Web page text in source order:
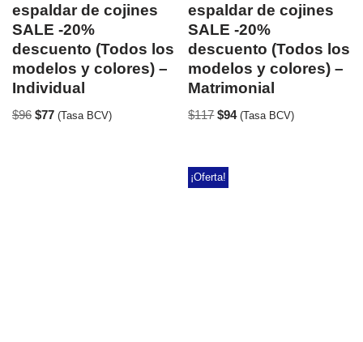
espaldar de cojines
SALE -20%
descuento (Todos los
modelos y colores) –
Individual
$96 $77 (Tasa BCV)
espaldar de cojines
SALE -20%
descuento (Todos los
modelos y colores) –
Matrimonial
$117 $94 (Tasa BCV)
¡Oferta!